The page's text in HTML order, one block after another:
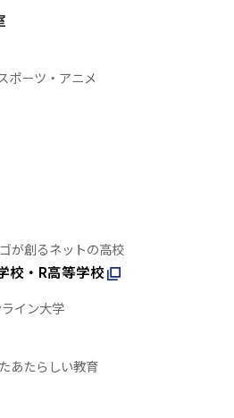
ポーツ・アニメ
が創るネットの高校
校・R高等学校
イン大学
あたらしい教育